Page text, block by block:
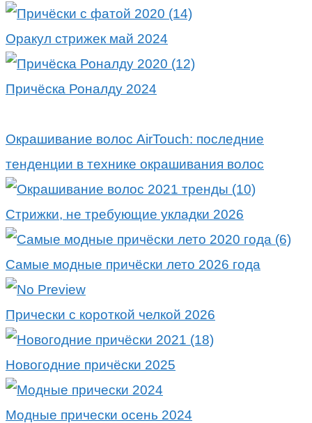
Оракул стрижек май 2024
Причёска Роналду 2024
Окрашивание волос AirTouch: последние
тенденции в технике окрашивания волос
Стрижки, не требующие укладки 2026
Самые модные причёски лето 2026 года
Прически с короткой челкой 2026
Новогодние причёски 2025
Модные прически осень 2024